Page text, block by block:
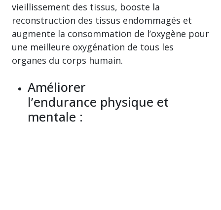
vieillissement des tissus, booste la
reconstruction des tissus endommagés et
augmente la consommation de l’oxygène pour
une meilleure oxygénation de tous les
organes du corps humain.
Améliorer
l’endurance physique et
mentale :